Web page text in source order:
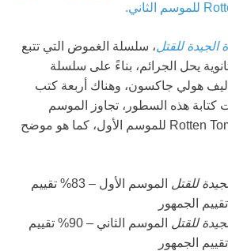
الجيدة للقتل، سلسلة الغموض التي تتبع
يحل الجرائم، بناءً على سلسلة
هولي جاكسون، وهناك أربعة كتب
هذه السطور، تجاوز الموسم
الثاني درجات Rotten Tomatoes للموسم الأول، كما هو موضح
للقتل
الموسم الأول – 83% تقييم
للقتل
الموسم الثاني – 90% تقييم